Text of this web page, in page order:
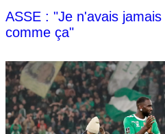
ASSE : "Je n'avais
comme ça"